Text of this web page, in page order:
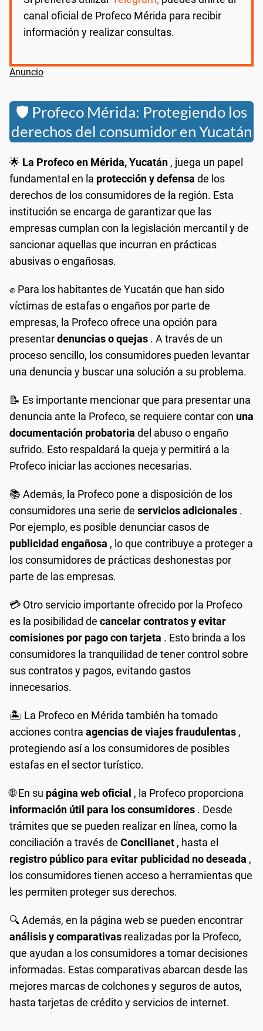
canal oficial de Profeco Mérida para recibir
información y realizar consultas.
🛡️ Profeco Mérida: Protegiendo los
derechos del consumidor en Yucatán
🌟 La Profeco en Mérida, Yucatán , juega un papel
fundamental en la protección y defensa de los
derechos de los consumidores de la región. Esta
institución se encarga de garantizar que las
empresas cumplan con la legislación mercantil y de
sancionar aquellas que incurran en prácticas
abusivas o engañosas.
✊ Para los habitantes de Yucatán que han sido
víctimas de estafas o engaños por parte de
empresas, la Profeco ofrece una opción para
presentardenuncias o quejas . A través de un
proceso sencillo, los consumidores pueden levantar
una denuncia y buscar una solución a su problema.
📝 Es importante mencionar que para presentar una
denuncia ante la Profeco, se requiere contar con una
documentación probatoria del abuso o engaño
sufrido. Esto respaldará la queja y permitirá a la
Profeco iniciar las acciones necesarias.
📚 Además, la Profeco pone a disposición de los
consumidores una serie de servicios adicionales .
Por ejemplo, es posible denunciar casos de
publicidad engañosa , lo que contribuye a proteger a
los consumidores de prácticas deshonestas por
parte de las empresas.
💳 Otro servicio importante ofrecido por la Profeco
es la posibilidad de cancelar contratos y evitar
comisiones por pago con tarjeta . Esto brinda a los
consumidores la tranquilidad de tener control sobre
sus contratos y pagos, evitando gastos
innecesarios.
🏝️ La Profeco en Mérida también ha tomado
acciones contra agencias de viajes fraudulentas ,
protegiendo así a los consumidores de posibles
estafas en el sector turístico.
🌐 En su página web oficial , la Profeco proporciona
información útil para los consumidores . Desde
trámites que se pueden realizar en línea, como la
conciliación a través de Concilianet , hasta el
registro público para evitar publicidad no deseada ,
los consumidores tienen acceso a herramientas que
les permiten proteger sus derechos.
🔍 Además, en la página web se pueden encontrar
análisis y comparativas realizadas por la Profeco,
que ayudan a los consumidores a tomar decisiones
informadas. Estas comparativas abarcan desde las
mejores marcas de colchones y seguros de autos,
hasta tarjetas de crédito y servicios de internet.